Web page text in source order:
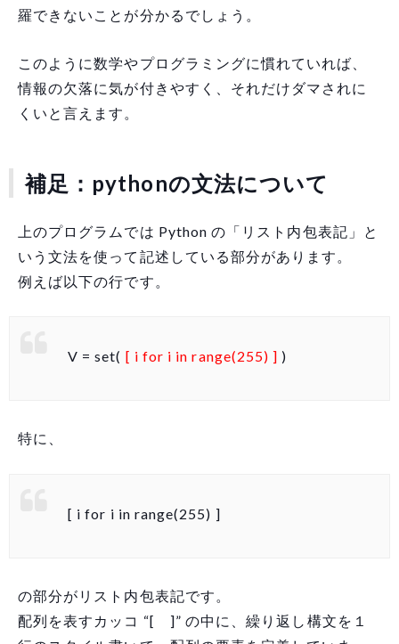
羅できないことが分かるでしょう。
このように数学やプログラミングに慣れていれば、
情報の欠落に気が付きやすく、それだけダマされに
くいと言えます。
補足：pythonの文法について
上のプログラムでは Python の「リスト内包表記」と
いう文法を使って記述している部分があります。
例えば以下の行です。
V = set( [ i for i in range(255) ] )
特に、
[ i for i in range(255) ]
の部分がリスト内包表記です。
配列を表すカッコ “[ ]” の中に、繰り返し構文を１